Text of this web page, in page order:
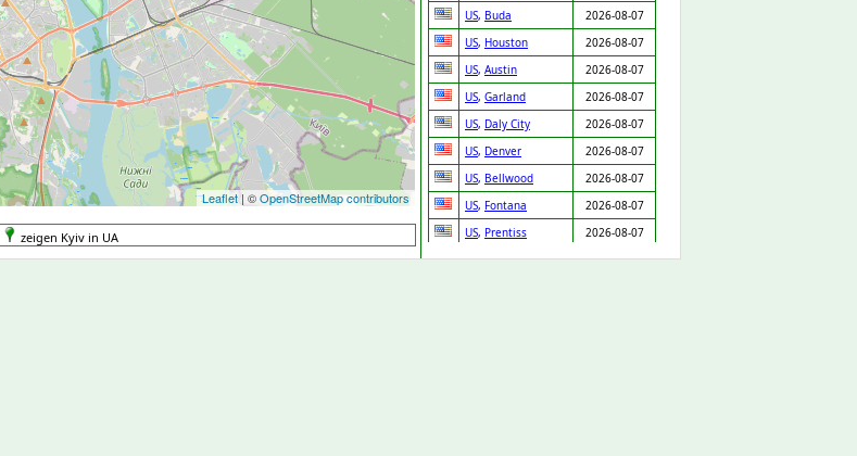
Leaflet | ©OpenStreetMap contributors
US, Buda
2026-08-07
US, Houston
2026-08-07
US, Austin
2026-08-07
US, Garland
2026-08-07
US, Daly City
2026-08-07
US, Denver
2026-08-07
US, Bellwood
2026-08-07
US, Fontana
2026-08-07
US, Prentiss
2026-08-07
GB,Cannock
2026-08-07
zeigen Kyiv in UA